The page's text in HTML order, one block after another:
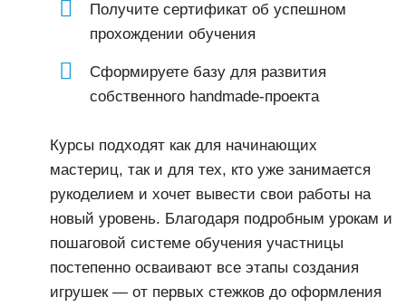
Получите сертификат об успешном
прохождении обучения
Сформируете базу для развития
собственного handmade-проекта
Курсы подходят как для начинающих
мастериц, так и для тех, кто уже занимается
рукоделием и хочет вывести свои работы на
новый уровень. Благодаря подробным урокам и
пошаговой системе обучения участницы
постепенно осваивают все этапы создания
игрушек — от первых стежков до оформления